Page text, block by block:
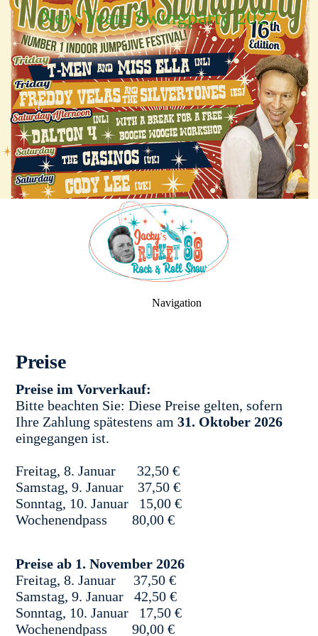
New Years Swingparty 2027
Navigation
Preise
Preise im Vorverkauf:
Bitte beachten Sie: Diese Preise gelten, sofern
Ihre Zahlung spätestens am31. Oktober 2026
eingegangen ist.
Freitag, 8. Januar 32,50 €
Samstag, 9. Januar 37,50 €
Sonntag, 10. Januar 15,00 €
Wochenendpass 80,00 €
Preise ab 1. November 2026
Freitag, 8. Januar 37,50 €
Samstag, 9. Januar 42,50 €
Sonntag, 10. Januar 17,50 €
Wochenendpass 90,00 €